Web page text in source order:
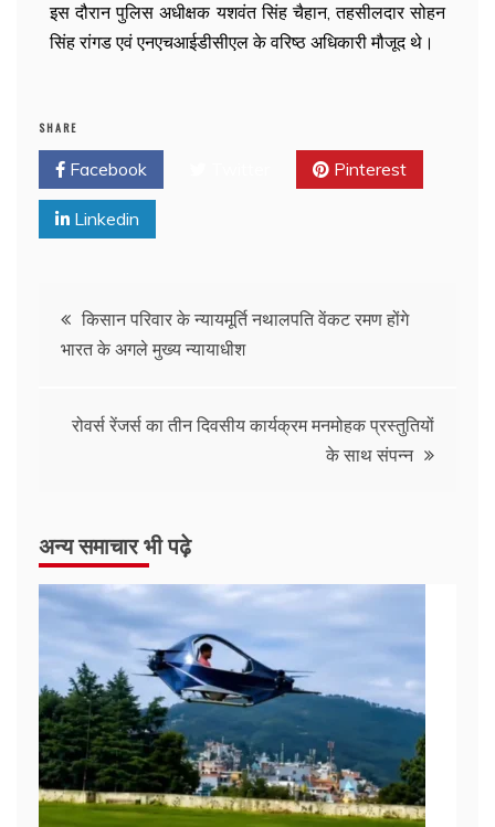
इस दौरान पुलिस अधीक्षक यशवंत सिंह चैहान, तहसीलदार सोहन
सिंह रांगड एवं एनएचआईडीसीएल के वरिष्ठ अधिकारी मौजूद थे।
SHARE
Facebook Pinterest
Linkedin
किसान परिवार के न्यायमूर्ति नथालपति वेंकट रमण होंगे
भारत के अगले मुख्य न्यायाधीश
रोवर्स रेंजर्स का तीन दिवसीय कार्यक्रम मनमोहक प्रस्तुतियों
के साथ संपन्न
अन्य समाचार भी पढ़े